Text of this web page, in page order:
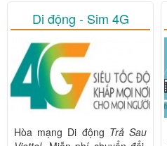
Di động - Sim 4G
Hòa mạng Di động Trả Sau